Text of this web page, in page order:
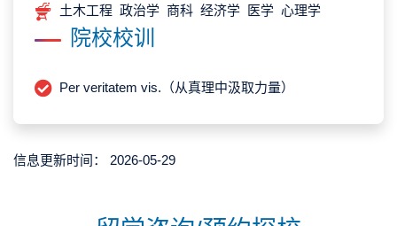
土木工程 政治学 商科 经济学 医学 心理学
院校校训
Per veritatem vis.（从真理中汲取力量）
信息更新时间： 2026-05-29